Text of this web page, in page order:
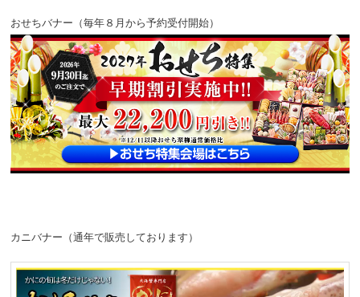
おせちバナー（毎年８月から予約受付開始）
カニバナー（通年で販売しております）